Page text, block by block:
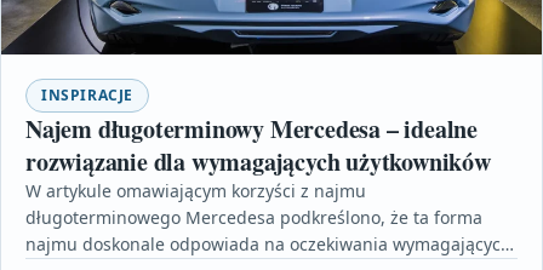
INSPIRACJE
Najem długoterminowy Mercedesa – idealne
rozwiązanie dla wymagających użytkowników
W artykule omawiającym korzyści z najmu
długoterminowego Mercedesa podkreślono, że ta forma
najmu doskonale odpowiada na oczekiwania wymagających